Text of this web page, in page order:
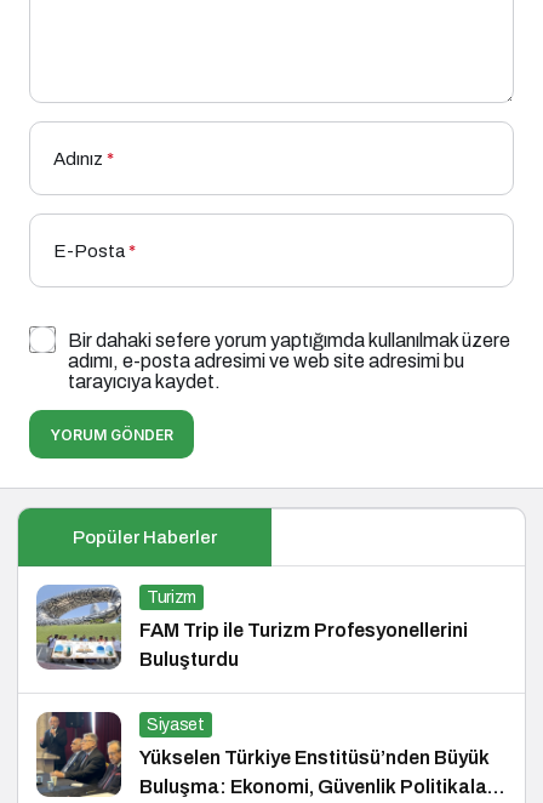
Adınız *
E-Posta*
Bir dahaki sefere yorum yaptığımda kullanılmak üzere
adımı, e-posta adresimi ve web site adresimi bu
tarayıcıya kaydet.
YORUM GÖNDER
Popüler Haberler
Turizm
FAM Trip ile Turizm Profesyonellerini
Buluşturdu
Siyaset
Yükselen Türkiye Enstitüsü’nden Büyük
Buluşma: Ekonomi, Güvenlik Politikaları